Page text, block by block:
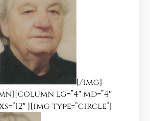
[/img]
lg=”4″ md=”4″
xs=”12″ ][img type=”circle”]